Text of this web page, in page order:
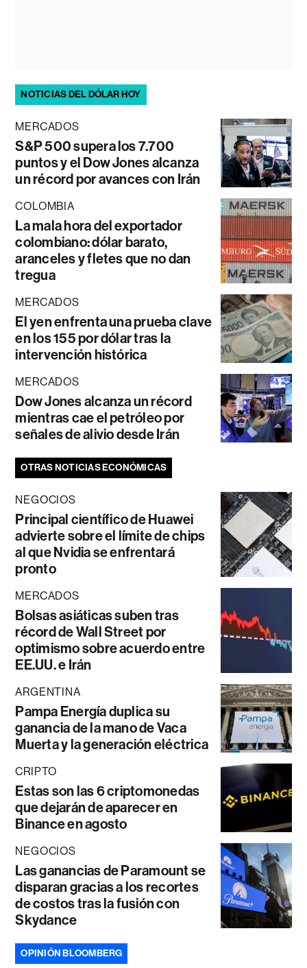
NOTICIAS DEL DÓLAR HOY
MERCADOS
S&P 500 supera los 7.700
puntos y el Dow Jones alcanza
un récord por avances con Irán
COLOMBIA
La mala hora del exportador
colombiano: dólar barato,
aranceles y fletes que no dan
tregua
MERCADOS
El yen enfrenta una prueba clave
en los 155 por dólar tras la
intervención histórica
MERCADOS
Dow Jones alcanza un récord
mientras cae el petróleo por
señales de alivio desde Irán
OTRAS NOTICIAS ECONÓMICAS
NEGOCIOS
Principal científico de Huawei
advierte sobre el límite de chips
al que Nvidia se enfrentará
pronto
MERCADOS
Bolsas asiáticas suben tras
récord de Wall Street por
optimismo sobre acuerdo entre
EE.UU. e Irán
ARGENTINA
Pampa Energía duplica su
ganancia de la mano de Vaca
Muerta y la generación eléctrica
CRIPTO
Estas son las 6 criptomonedas
que dejarán de aparecer en
Binance en agosto
NEGOCIOS
Las ganancias de Paramount se
disparan gracias a los recortes
de costos tras la fusión con
Skydance
OPINIÓN BLOOMBERG